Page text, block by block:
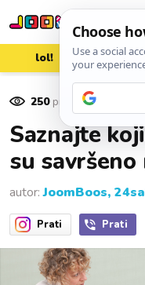
lol! aww
250pregleda
Saznajte
su
autor:JoomBoos,
Prati Prati